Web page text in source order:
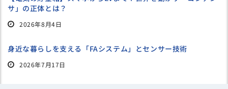
サ」の正体とは？
2026年8月4日
身近な暮らしを支える「FAシステム」とセンサー技術
2026年7月17日